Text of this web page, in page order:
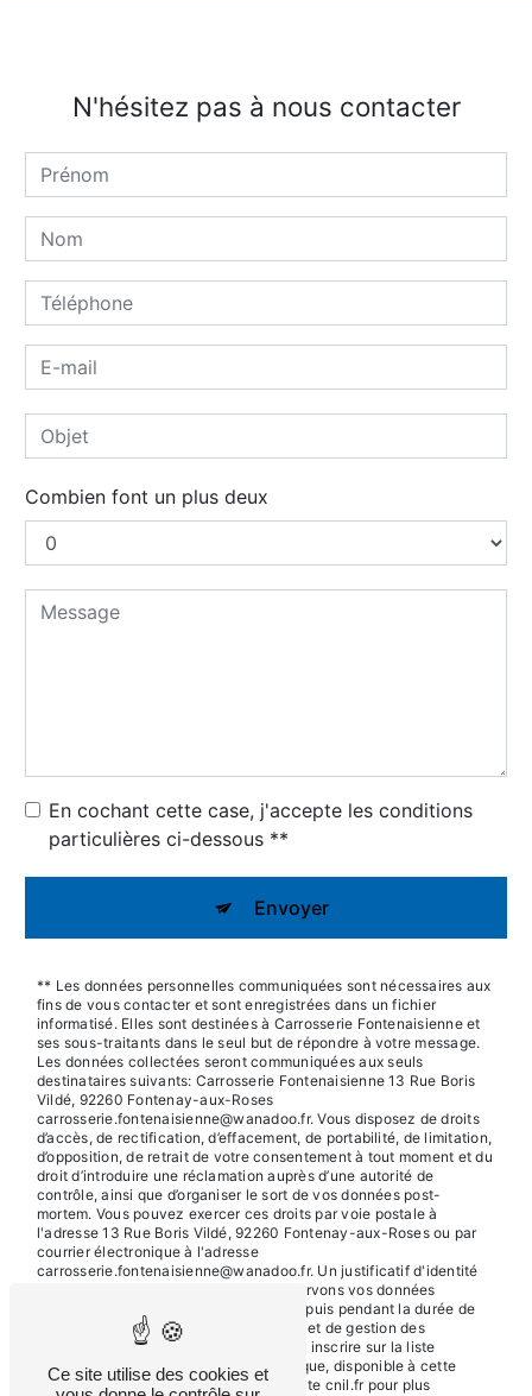
N'hésitez pas à nous contacter
Combien font un plus deux
En cochant cette case, j'accepte les conditions
particulières ci-dessous **
Envoyer
** Les données personnelles communiquées sont nécessaires aux
fins de vous contacter et sont enregistrées dans un fichier
informatisé. Elles sont destinées à Carrosserie Fontenaisienne et
ses sous-traitants dans le seul but de répondre à votre message.
Les données collectées seront communiquées aux seuls
destinataires suivants: Carrosserie Fontenaisienne 13 Rue Boris
Vildé, 92260 Fontenay-aux-Roses
carrosserie.fontenaisienne@wanadoo.fr. Vous disposez de droits
d’accès, de rectification, d’effacement, de portabilité, de limitation,
d’opposition, de retrait de votre consentement à tout moment et du
droit d’introduire une réclamation auprès d’une autorité de
contrôle, ainsi que d’organiser le sort de vos données post-
mortem. Vous pouvez exercer ces droits par voie postale à
l'adresse 13 Rue Boris Vildé, 92260 Fontenay-aux-Roses ou par
courrier électronique à l'adresse
carrosserie.fontenaisienne@wanadoo.fr. Un justificatif d'identité
pourra vous être demandé. Nous conservons vos données
pendant la période de prise de contact puis pendant la durée de
prescription légale aux fins probatoires et de gestion des
contentieux. Vous avez le droit de vous inscrire sur la liste
d'opposition au démarchage téléphonique, disponible à cette
adresse:Bloctel.gouv.fr. Consultez le site cnil.fr pour plus
Ce site utilise des cookies et